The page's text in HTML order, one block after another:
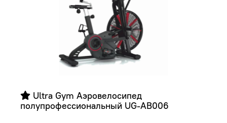
Ultra Gym Аэровелосипед
полупрофессиональный UG-AB006